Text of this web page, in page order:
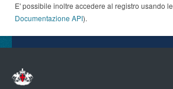
E' possibile inoltre accedere al registro usando le
Documentazione API).